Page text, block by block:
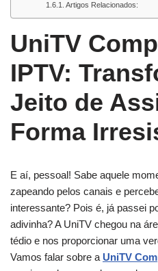
Artigos Relacionados:
UniTV
IPTV:
Jeito de
Forma
E aí, pessoal! Sabe aquele
zapeando pelos canais e
interessante? Pois é, já passei
adivinha? A UniTV chegou na
tédio e nos proporcionar uma
Vamos falar sobre a UniTV